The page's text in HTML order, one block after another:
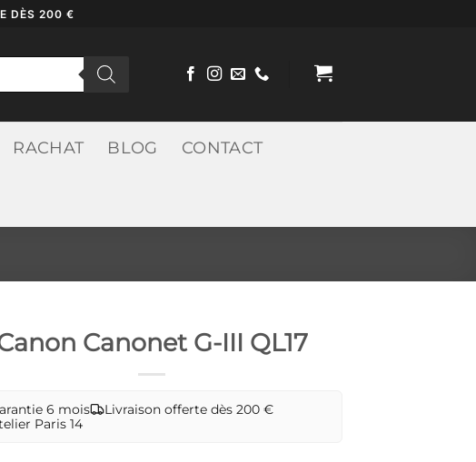
DÈS 200 €
RACHAT BLOG CONTACT
Canonet G-III QL17
6 mois
Livraison offerte dès 200 €
Paris 14